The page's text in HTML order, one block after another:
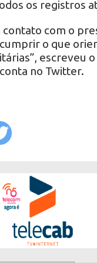
os registros
com o
o que
escreveu
no Twitter.